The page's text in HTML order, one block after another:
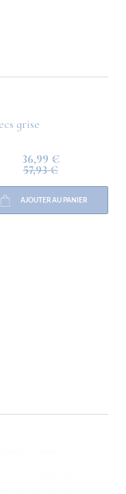
grise
36,99 €
57,93 €
AJOUTER AU PANIER